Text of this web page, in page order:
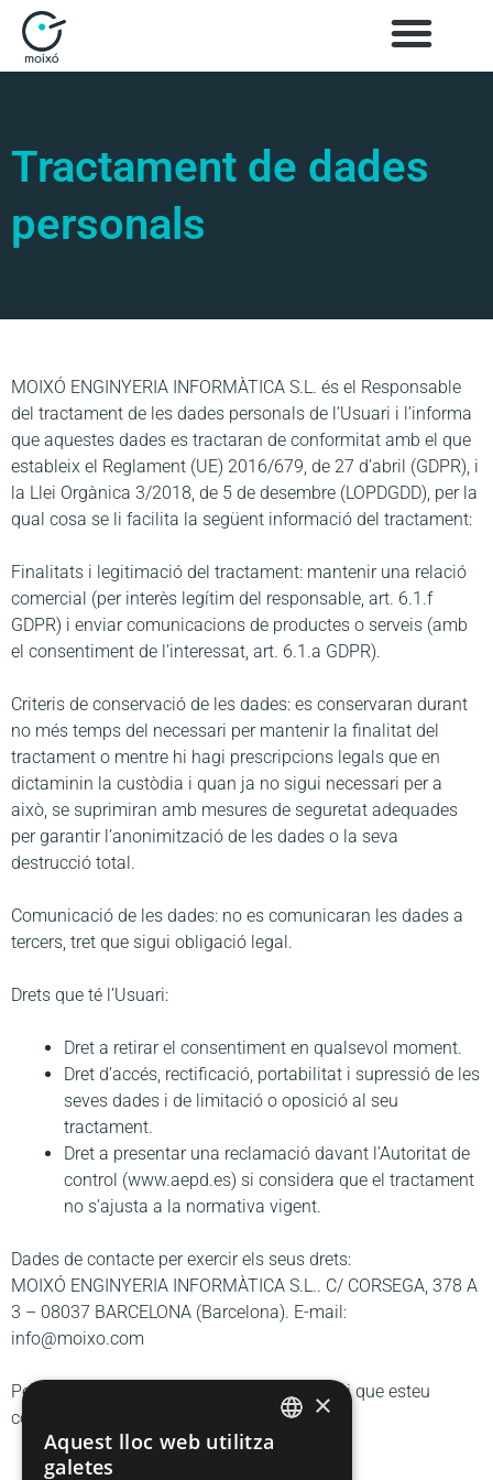
Tractament de dades
personals
MOIXÓ ENGINYERIA INFORMÀTICA S.L. és el Responsable
del tractament de les dades personals de l’Usuari i l’informa
que aquestes dades es tractaran de conformitat amb el que
estableix el Reglament (UE) 2016/679, de 27 d’abril (GDPR), i
la Llei Orgànica 3/2018, de 5 de desembre (LOPDGDD), per la
qual cosa se li facilita la següent informació del tractament:
Finalitats i legitimació del tractament: mantenir una relació
comercial (per interès legítim del responsable, art. 6.1.f
GDPR) i enviar comunicacions de productes o serveis (amb
el consentiment de l’interessat, art. 6.1.a GDPR).
Criteris de conservació de les dades: es conservaran durant
no més temps del necessari per mantenir la finalitat del
tractament o mentre hi hagi prescripcions legals que en
dictaminin la custòdia i quan ja no sigui necessari per a
això, se suprimiran amb mesures de seguretat adequades
per garantir l’anonimització de les dades o la seva
destrucció total.
Comunicació de les dades: no es comunicaran les dades a
tercers, tret que sigui obligació legal.
Drets que té l’Usuari:
Dret a retirar el consentiment en qualsevol moment.
Dret d’accés, rectificació, portabilitat i supressió de les
seves dades i de limitació o oposició al seu
tractament.
Dret a presentar una reclamació davant l’Autoritat de
control (www.aepd.es) si considera que el tractament
no s’ajusta a la normativa vigent.
Dades de contacte per exercir els seus drets:
MOIXÓ ENGINYERIA INFORMÀTICA S.L.. C/ CORSEGA, 378 A
3 – 08037 BARCELONA (Barcelona). E-mail:
info@moixo.com
Per continuar, heu d’acceptar que heu llegit i que esteu
conforme amb la clàusula anterior.
×
Aquest lloc web utilitza
galetes